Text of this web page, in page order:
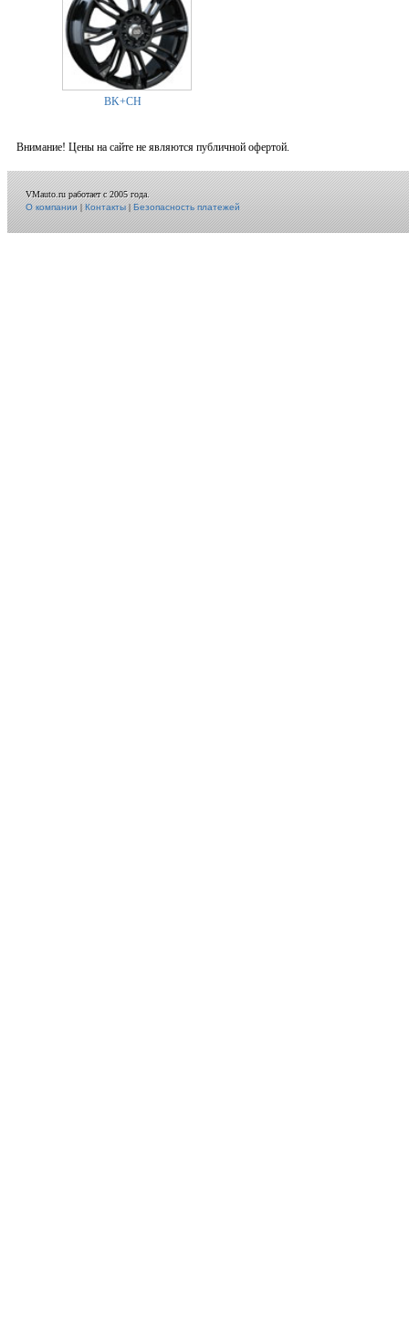
BK+CH
Внимание! Цены на сайте не являются публичной офертой.
VMauto.ru работает с 2005 года.
О компании|Контакты|Безопасность платежей